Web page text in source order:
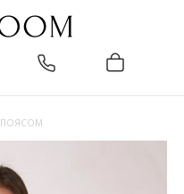
ПОЯСОМ